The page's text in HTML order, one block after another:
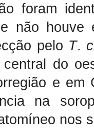
foram
não houve
pelo T.
do
e em
na
nos